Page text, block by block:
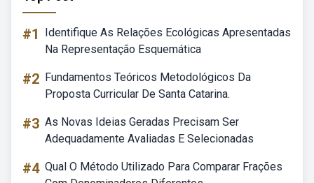
#1
Identifique As Relações Ecológicas Apresentadas
Na Representação Esquemática
#2 Fundamentos Teóricos Metodológicos Da
Proposta Curricular De Santa Catarina.
#3 As Novas Ideias Geradas Precisam Ser
Adequadamente Avaliadas E Selecionadas
#4 Qual O Método Utilizado Para Comparar Frações